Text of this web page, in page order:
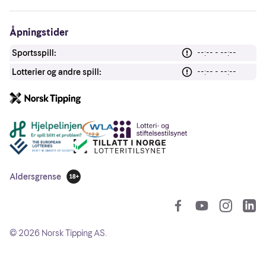
Åpningstider
Sportsspill:
--:-- - --:--
Lotterier og andre spill:
--:-- - --:--
Andre lenker
Aldersgrense
18 år
© 2026 Norsk Tipping AS.